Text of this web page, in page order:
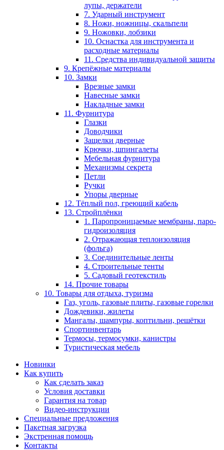
лупы, держатели
7. Ударный инструмент
8. Ножи, ножницы, скальпели
9. Ножовки, лобзики
10. Оснастка для инструмента и
расходные материалы
11. Средства индивидуальной защиты
9. Крепёжные материалы
10. Замки
Врезные замки
Навесные замки
Накладные замки
11. Фурнитура
Глазки
Доводчики
Защелки дверные
Крючки, шпингалеты
Мебельная фурнитура
Механизмы секрета
Петли
Ручки
Упоры дверные
12. Тёплый пол, греющий кабель
13. Стройплёнки
1. Паропроницаемые мембраны, паро-
гидроизоляция
2. Отражающая теплоизоляция
(фольга)
3. Соединительные ленты
4. Строительные тенты
5. Садовый геотекстиль
14. Прочие товары
10. Товары для отдыха, туризма
Газ, уголь, газовые плиты, газовые горелки
Дождевики, жилеты
Мангалы, шампуры, коптильни, решётки
Спортинвентарь
Термосы, термосумки, канистры
Туристическая мебель
Новинки
Как купить
Как сделать заказ
Условия доставки
Гарантия на товар
Видео-инструкции
Специальные предложения
Пакетная загрузка
Экстренная помощь
Контакты